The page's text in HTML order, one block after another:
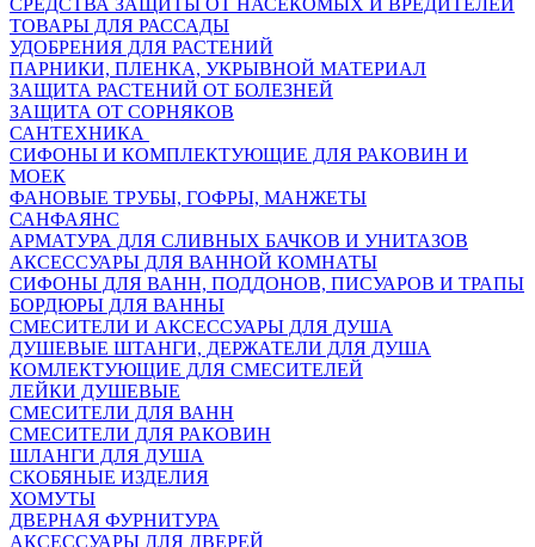
СРЕДСТВА ЗАЩИТЫ ОТ НАСЕКОМЫХ И ВРЕДИТЕЛЕЙ
ТОВАРЫ ДЛЯ РАССАДЫ
УДОБРЕНИЯ ДЛЯ РАСТЕНИЙ
ПАРНИКИ, ПЛЕНКА, УКРЫВНОЙ МАТЕРИАЛ
ЗАЩИТА РАСТЕНИЙ ОТ БОЛЕЗНЕЙ
ЗАЩИТА ОТ СОРНЯКОВ
САНТЕХНИКА
СИФОНЫ И КОМПЛЕКТУЮЩИЕ ДЛЯ РАКОВИН И
МОЕК
ФАНОВЫЕ ТРУБЫ, ГОФРЫ, МАНЖЕТЫ
САНФАЯНС
АРМАТУРА ДЛЯ СЛИВНЫХ БАЧКОВ И УНИТАЗОВ
АКСЕССУАРЫ ДЛЯ ВАННОЙ КОМНАТЫ
СИФОНЫ ДЛЯ ВАНН, ПОДДОНОВ, ПИСУАРОВ И ТРАПЫ
БОРДЮРЫ ДЛЯ ВАННЫ
СМЕСИТЕЛИ И АКСЕССУАРЫ ДЛЯ ДУША
ДУШЕВЫЕ ШТАНГИ, ДЕРЖАТЕЛИ ДЛЯ ДУША
КОМЛЕКТУЮЩИЕ ДЛЯ СМЕСИТЕЛЕЙ
ЛЕЙКИ ДУШЕВЫЕ
СМЕСИТЕЛИ ДЛЯ ВАНН
СМЕСИТЕЛИ ДЛЯ РАКОВИН
ШЛАНГИ ДЛЯ ДУША
СКОБЯНЫЕ ИЗДЕЛИЯ
ХОМУТЫ
ДВЕРНАЯ ФУРНИТУРА
АКСЕССУАРЫ ДЛЯ ДВЕРЕЙ